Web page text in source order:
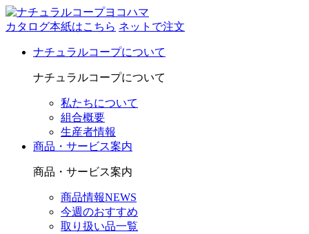
カタログ本紙はこちら ネットで注文
ナチュラルコープについて
ナチュラルコープについて
私たちについて
組合概要
生産者情報
商品・サービス案内
商品・サービス案内
商品情報NEWS
今週のおすすめ
取り扱い品一覧